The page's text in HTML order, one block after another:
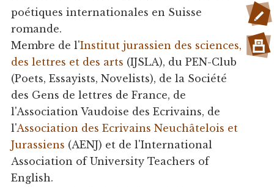
poétiques internationales en Suisse
romande.
Membre de l'Institut jurassien des sciences,
des lettres et des arts (IJSLA), du PEN-Club
(Poets, Essayists, Novelists), de la Société
des Gens de lettres de France, de
l'Association Vaudoise des Ecrivains, de
l'Association des Ecrivains Neuchâtelois et
Jurassiens (AENJ) et de l'International
Association of University Teachers of
English.